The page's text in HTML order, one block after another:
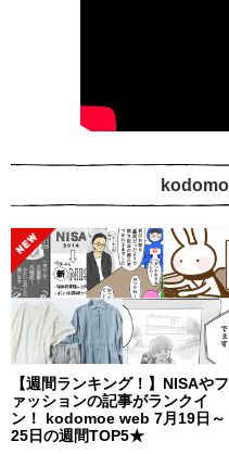
【週間ランキング！】NISAやフ
ァッションの記事がランクイ
ン！ kodomoe web 7月19日～
25日の週間TOP5★